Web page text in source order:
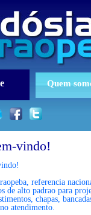
Quem
vindo!
referencia
de alto padrao para
chapas,
atendimento.